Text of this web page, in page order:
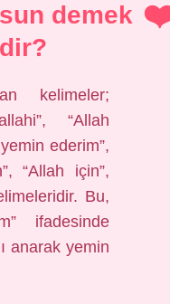
demek
kelimeler;
“Allah
ederim”,
“Allah için”,
Bu,
ifadesinde
anarak yemin